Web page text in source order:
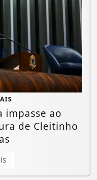
impasse ao
de Cleitinho